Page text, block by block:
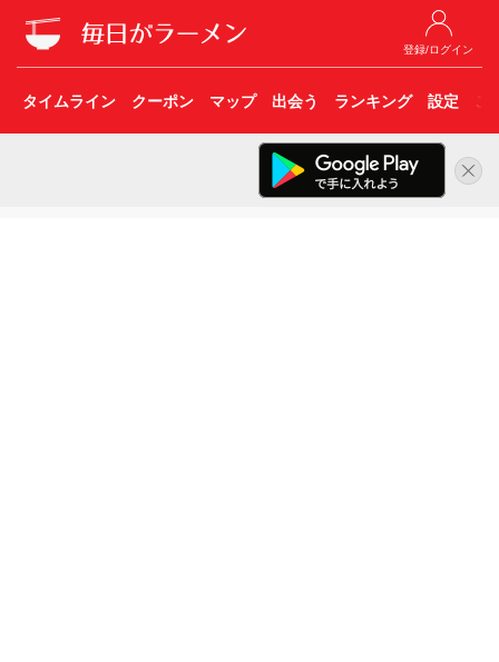
登録/ログイン
タイムライン クーポン マップ 出会う ランキング 設定 こ